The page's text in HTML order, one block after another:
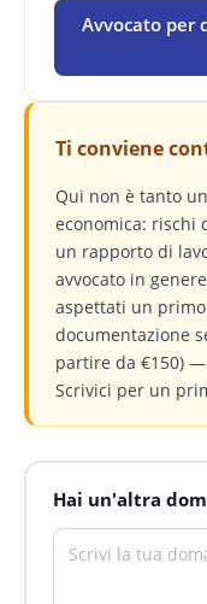
Avvocato per
Ti conviene
Qui non è tanto
economica: rischi
un rapporto di
avvocato in
aspettati un
documentazione
partire da €150)
Scrivici per un
Hai un'altra